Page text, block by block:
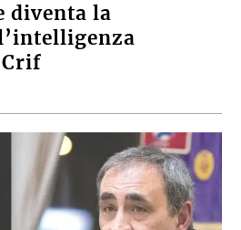
diventa la